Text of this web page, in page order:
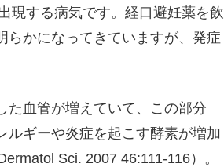
現する病気です。経口避妊薬を飲
らかになってきていますが、発症
た血管が増えていて、この部分
ルギーや炎症を起こす酵素が増加
Sci. 2007 46:111-116）。